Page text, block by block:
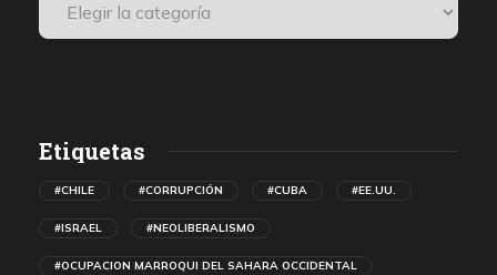
Etiquetas
#CHILE #CORRUPCIÓN #CUBA #EE.UU.
#ISRAEL #NEOLIBERALISMO
#OCUPACION MARROQUI DEL SAHARA OCCIDENTAL